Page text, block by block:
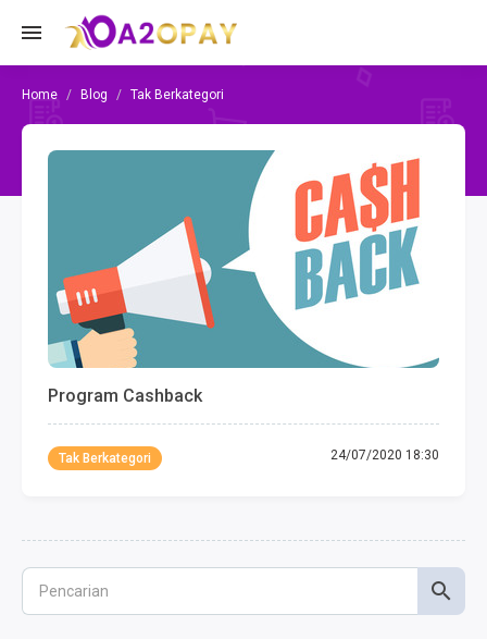
Blog Tak Berkategori
Program Cashback
Tak Berkategori 24/07/2020 18:30